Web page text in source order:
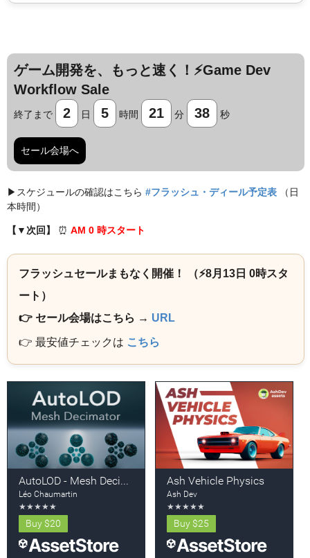
ゲーム開発を、もっと速く！⚡️Game Dev
Workflow Sale
終了まで 2 日 5 時間 21 分 37 秒
セール会場へ
▶︎スケジュールの確認はこちら #フラッシュ・ディール予定表
（日
本時間）
【▼次回】 ⏰️ AM 0 時スタート
フラッシュセールまもなく開催！ （⚡️8月13日 0時スタ
ート）
👉 セール会場はこちら → URL
👉 最安値チェックは こちら